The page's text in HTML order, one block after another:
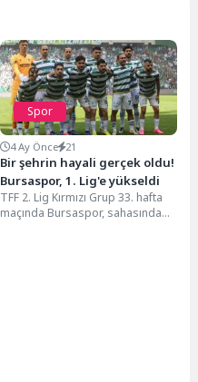
Spor
4 Ay Önce 21
Bir şehrin hayali gerçek oldu!
Bursaspor, 1. Lig'e yükseldi
TFF 2. Lig Kırmızı Grup 33. hafta
maçında Bursaspor, sahasında